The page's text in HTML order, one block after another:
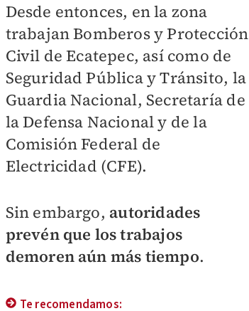
Desde entonces, en la zona
trabajan Bomberos y Protección
Civil de Ecatepec, así como de
Seguridad Pública y Tránsito, la
Guardia Nacional, Secretaría de
la Defensa Nacional y de la
Comisión Federal de
Electricidad (CFE).
Sin embargo, autoridades
prevén que los trabajos
demoren aún más tiempo.
Te recomendamos: